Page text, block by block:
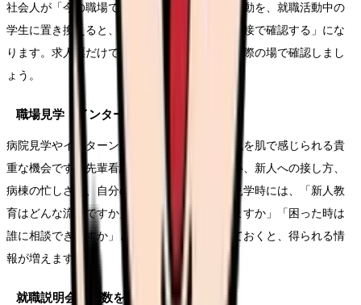
社会人が「今の職場で確認する」のに当たる行動を、就職活動中の
学生に置き換えると、「職場見学・説明会・面接で確認する」にな
ります。求人票だけでは分からないことを、実際の場で確認しまし
ょう。
職場見学・インターンシップに参加する
病院見学やインターンシップは、職場の雰囲気を肌で感じられる貴
重な機会です。先輩看護師の表情や言葉づかい、新人への接し方、
病棟の忙しさを、自分の目で確認できます。見学時には、「新人教
育はどんな流れですか」「配属はどう決まりますか」「困った時は
誰に相談できますか」といった質問を準備しておくと、得られる情
報が増えます。
就職説明会で複数を比較する